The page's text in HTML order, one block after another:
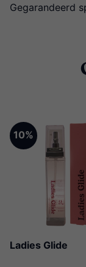
Gegarandeerd
10%
Ladies Glide